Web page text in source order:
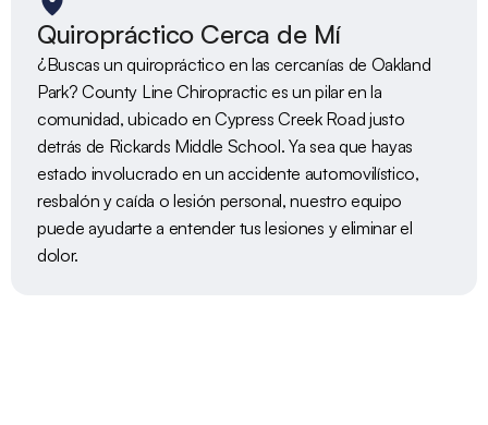
Quiropráctico Cerca de Mí
¿Buscas un quiropráctico en las cercanías de Oakland
Park? County Line Chiropractic es un pilar en la
comunidad, ubicado en Cypress Creek Road justo
detrás de Rickards Middle School. Ya sea que hayas
estado involucrado en un accidente automovilístico,
resbalón y caída o lesión personal, nuestro equipo
puede ayudarte a entender tus lesiones y eliminar el
dolor.